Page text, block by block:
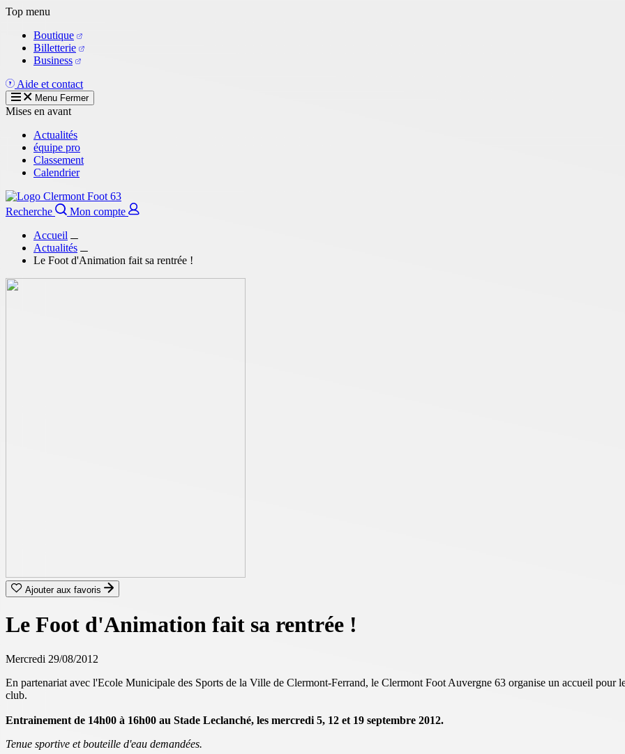
Aller
contenu
principal
Top menu
Boutique
Billetterie
Business
Aide et contact
Menu Fermer
Mises en avant
Actualités
équipe pro
Classement
Calendrier
Recherche
Mon compte
Accueil
Actualités
Le Foot d'Animation fait sa rentrée !
Ajouter aux favoris
Le Foot d'Animation fait sa rentrée !
Mercredi 29/08/2012
En partenariat avec l'Ecole Municipale des Sports de la Ville de Clermont-Ferrand, le Clermont Foot Auvergne 63 organise un accueil pour
club.
Entrainement de 14h00 à 16h00 au Stade Leclanché, les mercredi 5, 12 et 19 septembre 2012.
Tenue sportive et bouteille d'eau demandées.